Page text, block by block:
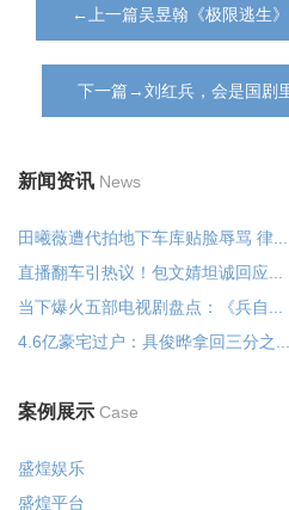
←上一篇吴昱翰《极限逃生
下一篇→刘红兵，会是国剧
新闻资讯 News
田曦薇遭代拍地下车库贴脸辱骂 律...
直播翻车引热议！包文婧坦诚回应...
当下爆火五部电视剧盘点：《兵自...
4.6亿豪宅过户：具俊晔拿回三分之...
案例展示 Case
盛煌娱乐
盛煌平台